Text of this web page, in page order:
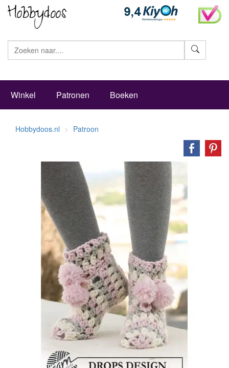
Winkel Patronen Boeken
Hobbydoos.nl Patroon